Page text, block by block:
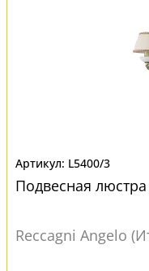
L5400/3
Подвесная
Reccagni Angelo